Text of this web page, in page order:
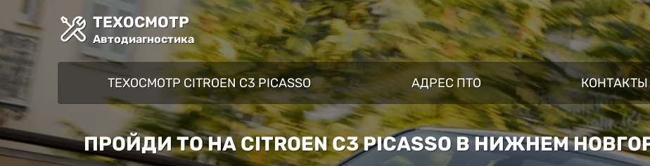
ТЕХОСМОТР
Автодиагностика
ТЕХОСМОТР CITROEN C3 PICASSO АДРЕС ПТО КОНТАКТЫ
ПРОЙДИ ТО НА CITROEN C3 PICASSO В НИЖНЕМ